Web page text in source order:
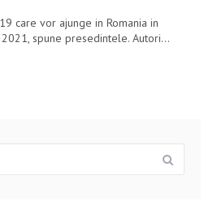
care vor ajunge in Romania in
spune presedintele. Autori...